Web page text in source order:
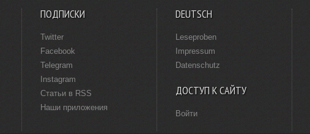
ПОДПИСКИ
Twitter
Facebook
Telegram
Instagram
Статьи в RSS
Наши приложения
DEUTSCH
Leseproben
Impressum
Datenschutz
ДОСТУП К САЙТУ
Войти